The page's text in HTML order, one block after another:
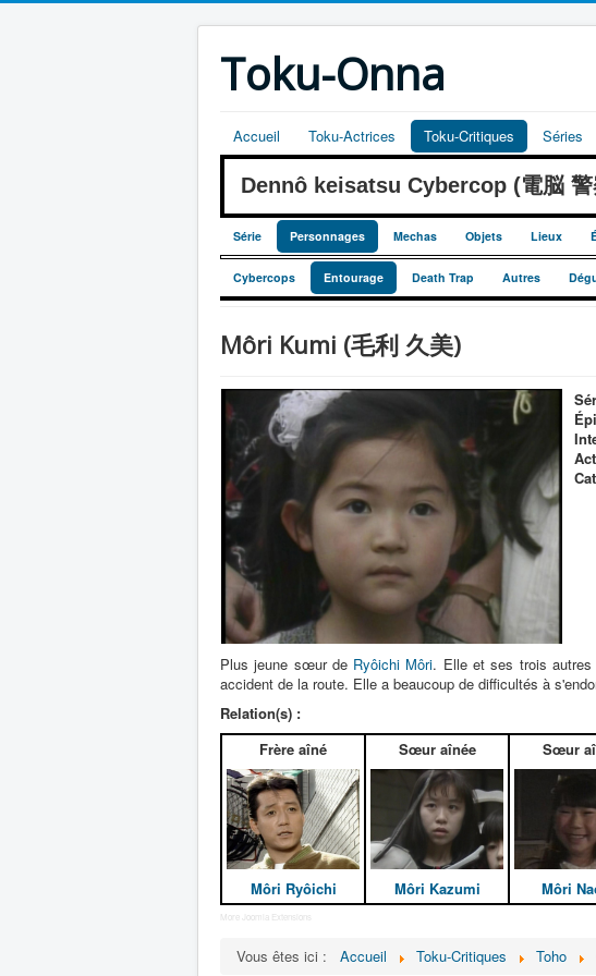
Toku-Onna
Accueil Toku-Actrices Toku-Critiques Séries
Dennô keisatsu Cybercop (電脳
Série Personnages Mechas Objets Lieux
Cybercops Entourage Death Trap Autres
Môri Kumi (毛利 久美)
Plus jeune sœur de Ryôichi Môri. Elle et ses trois
accident de la route. Elle a beaucoup de difficultés à
Relation(s) :
Frère aîné
Môri Ryôichi
Sœur aînée
Môri Kazumi
Sœur
Môri
More Joomla Extensions
Vous êtes ici : Accueil Toku-Critiques Toho